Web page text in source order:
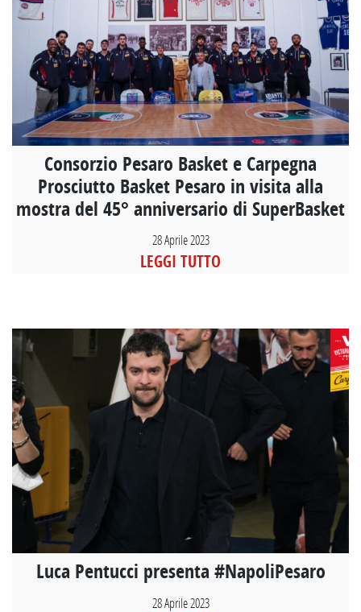
Consorzio Pesaro Basket e Carpegna
Prosciutto Basket Pesaro in visita alla
mostra del 45° anniversario di SuperBasket
28 Aprile 2023
LEGGI TUTTO
Luca Pentucci presenta #NapoliPesaro
28 Aprile 2023